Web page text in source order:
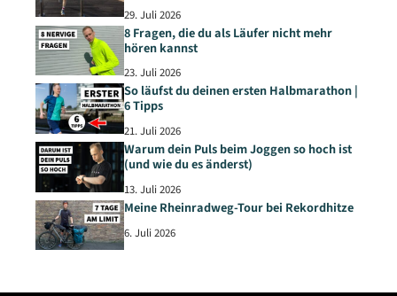
29. Juli 2026
8 Fragen, die du als Läufer nicht mehr
hören kannst
23. Juli 2026
So läufst du deinen ersten Halbmarathon |
6 Tipps
21. Juli 2026
Warum dein Puls beim Joggen so hoch ist
(und wie du es änderst)
13. Juli 2026
Meine Rheinradweg-Tour bei Rekordhitze
6. Juli 2026